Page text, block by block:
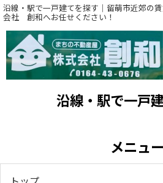
沿線・駅で一戸建てを探す｜留萌市近郊の
会社 創和へお任せください！
沿線・駅で一戸
メニュー